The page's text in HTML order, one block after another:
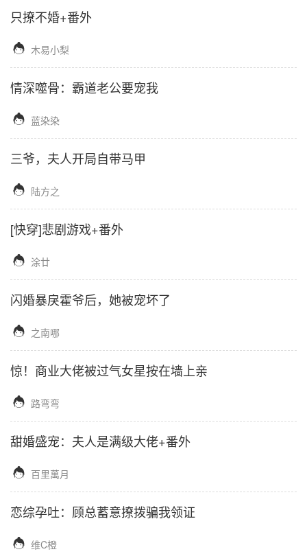
只撩不婚+番外
 木易小梨
情深噬骨：霸道老公要宠我
 蓝染染
三爷，夫人开局自带马甲
 陆方之
[快穿]悲剧游戏+番外
 涂廿
闪婚暴戾霍爷后，她被宠坏了
 之南哪
惊！商业大佬被过气女星按在墙上亲
 路弯弯
甜婚盛宠：夫人是满级大佬+番外
 百里萬月
恋综孕吐：顾总蓄意撩拨骗我领证
 维C橙